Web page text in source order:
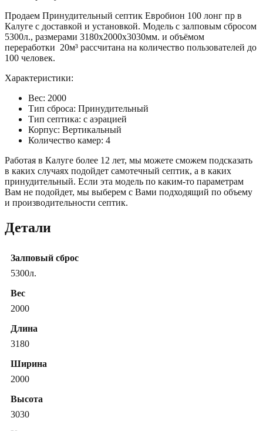
Продаем Принудительный септик Евробион 100 лонг пр в
Калуге с доставкой и установкой. Модель с залповым сбросом
5300л., размерами 3180х2000х3030мм. и объёмом
переработки 20м³ рассчитана на количество пользователей до
100 человек.
Характеристики:
Вес: 2000
Тип сброса: Принудительный
Тип септика: с аэрацией
Корпус: Вертикальный
Количество камер: 4
Работая в Калуге более 12 лет, мы можете сможем подсказать
в каких случаях подойдет самотечный септик, а в каких
принудительный. Если эта модель по каким-то параметрам
Вам не подойдет, мы выберем с Вами подходящий по объему
и производительности септик.
Детали
Залповый сброс
5300л.
Вес
2000
Длина
3180
Ширина
2000
Высота
3030